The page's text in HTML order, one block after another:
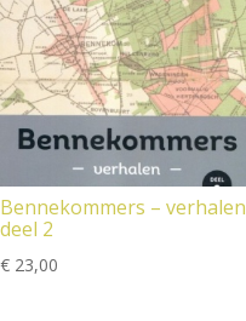
Bennekommers – verhalen
deel 2
€ 23,00